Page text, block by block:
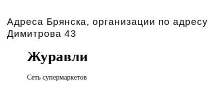
Адреса Брянска, организации по адресу
Димитрова 43
Журавли
Сеть супермаркетов